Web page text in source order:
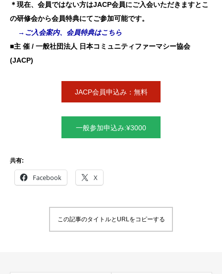
＊現在、会員ではない方はJACP会員にご入会いただきますとこ
の研修会から会員特典にてご参加可能です。
→ご入会案内、会員特典はこちら
■主 催 / 一般社団法人 日本コミュニティファーマシー協会
(JACP)
JACP会員申込み：無料
一般参加申込み:¥3000
共有:
Facebook X
この記事のタイトルとURLをコピーする